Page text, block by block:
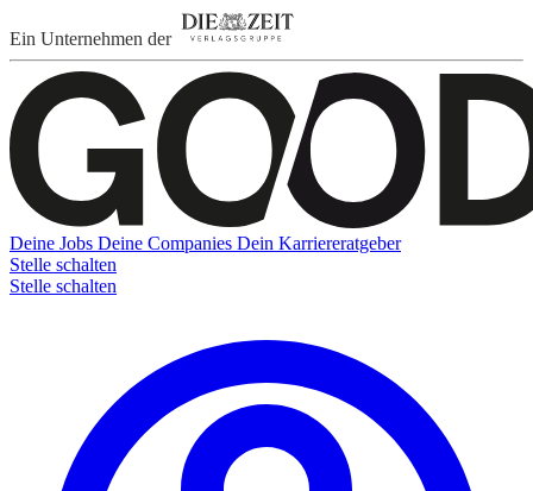
Ein Unternehmen der
Deine Jobs Deine Companies Dein Karriereratgeber
Stelle schalten
Stelle schalten